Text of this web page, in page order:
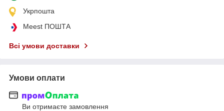
Укрпошта
Meest ПОШТА
Всі умови доставки
Умови оплати
Ви отримаєте замовлення